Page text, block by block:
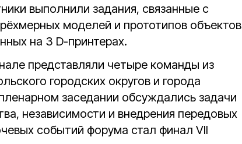
выполнили задания, связанные с
моделей и прототипов объектов
на 3 D-принтерах.
представляли четыре команды из
городских округов и города
заседании обсуждались задачи
независимости и внедрения передовых
событий форума стал финал VII